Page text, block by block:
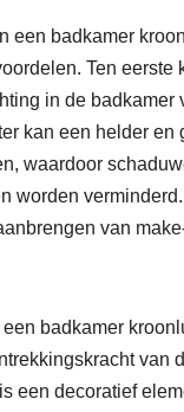
een badkamer
Ten eerste
in de badkamer
kan een helder en
waardoor
worden verminderd.
van
badkamer
van
een decoratief